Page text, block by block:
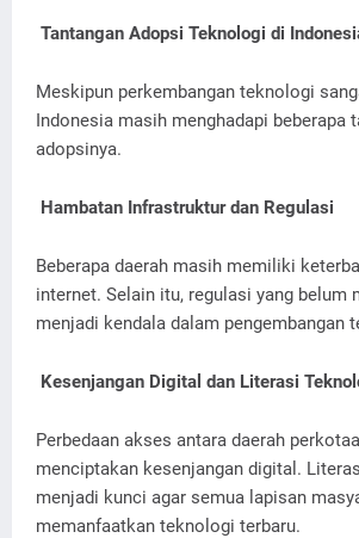
Tantangan Adopsi Teknologi di
Meskipun perkembangan teknologi
Indonesia masih menghadapi beberapa
adopsinya.
Hambatan Infrastruktur dan Regulasi
Beberapa daerah masih memiliki
internet. Selain itu, regulasi yang belum
menjadi kendala dalam pengembangan
Kesenjangan Digital dan Literasi
Perbedaan akses antara daerah
menciptakan kesenjangan digital.
menjadi kunci agar semua lapisan
memanfaatkan teknologi terbaru.